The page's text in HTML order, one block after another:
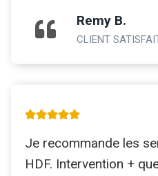
Remy B.
CLIENT
Je recommande les
HDF. Intervention +